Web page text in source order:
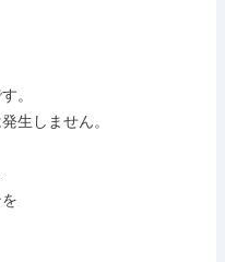
。
生しません。